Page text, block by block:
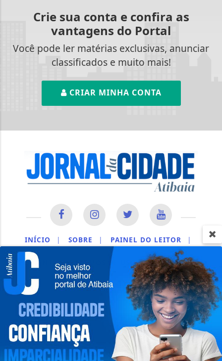
Crie sua conta e confira as
vantagens do Portal
Você pode ler matérias exclusivas, anunciar
classificados e muito mais!
CRIAR MINHA CONTA
INÍCIO | SOBRE | PAINEL DO LEITOR |
EXPEDIENTE | TERMOS DE USO E PRIVACIDADE |
CONTATO